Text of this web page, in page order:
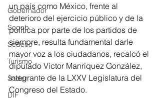
Gobernador
Segob
Sedeco
Turismo
Sader
DIF
un país como México, frente al
deterioro del ejercicio público y de la
política por parte de los partidos de
siempre, resulta fundamental darle
mayor voz a los ciudadanos, recalcó el
diputado Víctor Manríquez González,
integrante de la LXXV Legislatura del
Congreso del Estado.